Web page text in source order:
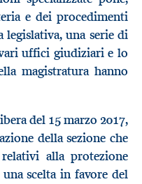
e dei procedimenti
una serie di
uffici giudiziari e lo
magistratura hanno
del 15 marzo 2017,
della sezione che
alla protezione
scelta in favore del